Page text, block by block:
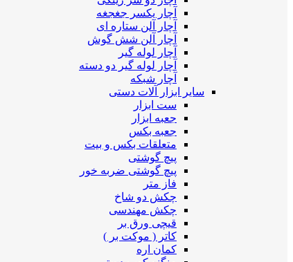
آچار یکسر جغجغه
آچار آلن ستاره ای
آچار آلن شش گوش
آچار لوله گیر
آچار لوله گیر دو دسته
آچار شبکه
سایر ابزار آلات دستی
ست ابزار
جعبه ابزار
جعبه بکس
متعلقات بکس و بیت
پیچ گوشتی
پیچ گوشتی ضربه خور
فاز متر
چکش دو شاخ
چکش مهندسی
قیچی ورق بر
کاتر ( موکت بر )
کمان اره